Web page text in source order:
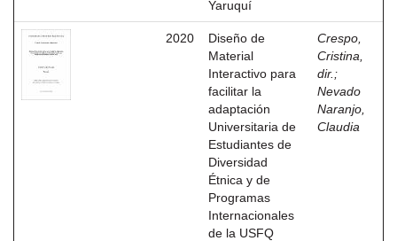
Yaruquí
2020
Diseño de
Material
Interactivo para
facilitar la
adaptación
Universitaria de
Estudiantes de
Diversidad
Étnica y de
Programas
Internacionales
de la USFQ
Crespo,
Cristina,
dir. ;
Nevado
Naranjo,
Claudia